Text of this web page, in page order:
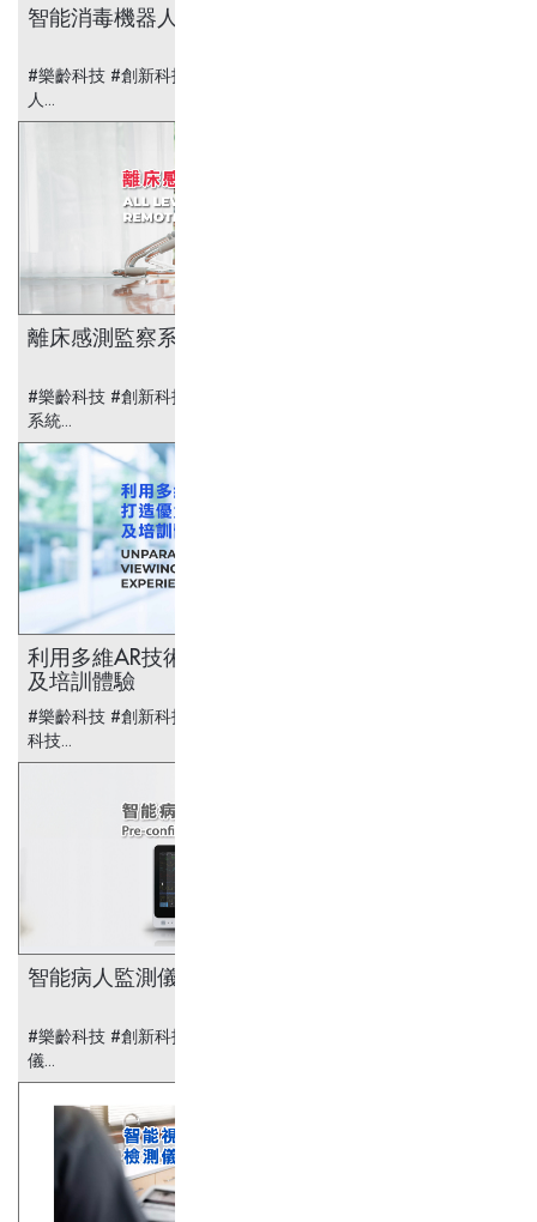
智能消毒機器人
#樂齡科技 #創新科技 #醫療科技 #智能消毒機器
人...
離床感測監察系統
#樂齡科技 #創新科技 #醫療科技 #離床感測監察
系統...
利用多維AR技術 打造優質教學
及培訓體驗
#樂齡科技 #創新科技 #醫療科技 #AR 眼鏡 #安老
科技...
智能病人監測儀
#樂齡科技 #創新科技 #醫療科技 #智能病人監測
儀...